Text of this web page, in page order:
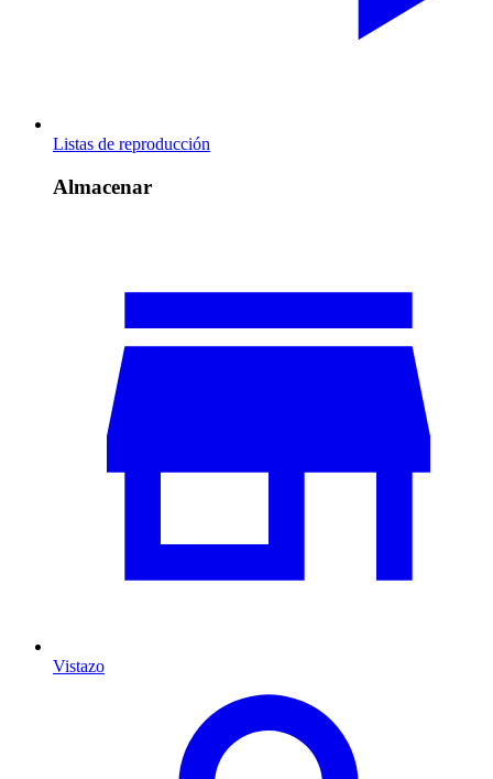
Listas de reproducción
Almacenar
Vistazo